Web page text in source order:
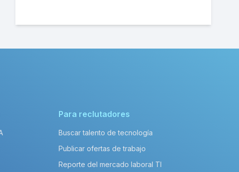
Para reclutadores
Buscar talento de tecnología
Publicar ofertas de trabajo
Reporte del mercado laboral TI